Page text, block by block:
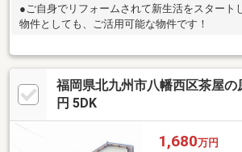
●ご自身でリフォームされて新生活をスタート
物件としても、ご活用可能な物件です！
福岡県北九州市八幡西区茶屋の
円 5DK
1,680万円